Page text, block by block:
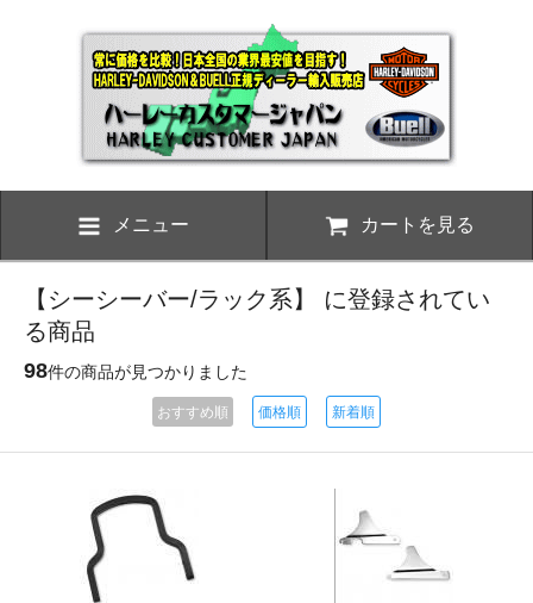
メニュー カートを見る
【シーシーバー/ラック系】 に登録されてい
る商品
98件の商品が見つかりました
おすすめ順 価格順 新着順